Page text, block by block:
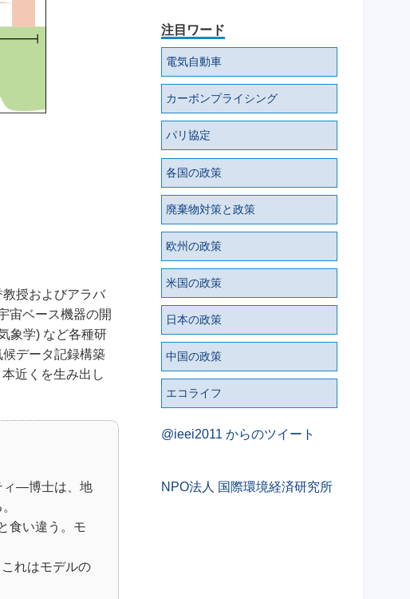
授およびアラバ
宙ベース機器の開
象学) など各種研
データ記録構築
近くを生み出し
ィ―博士は、地
食い違う。モ
れはモデルの
注目ワード
電気自動車
カーボンプライシング
パリ協定
各国の政策
廃棄物対策と政策
欧州の政策
米国の政策
日本の政策
中国の政策
エコライフ
@ieei2011 からのツイート
NPO法人 国際環境経済研究所